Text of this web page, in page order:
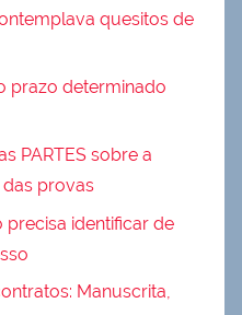
quesitos de
prazo determinado
PARTES sobre a
provas
precisa identificar de
Manuscrita,